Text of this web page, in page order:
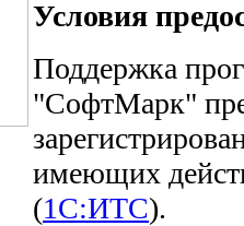
Условия
Поддержка
"СофтМарк"
имеющих
(1С:ИТС).